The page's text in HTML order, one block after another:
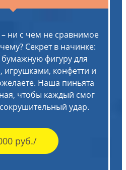
ни с чем не сравнимое
Секрет в начинке:
фигуру для
игрушками, конфетти и
Наша пиньята
чтобы каждый смог
удар.
руб./